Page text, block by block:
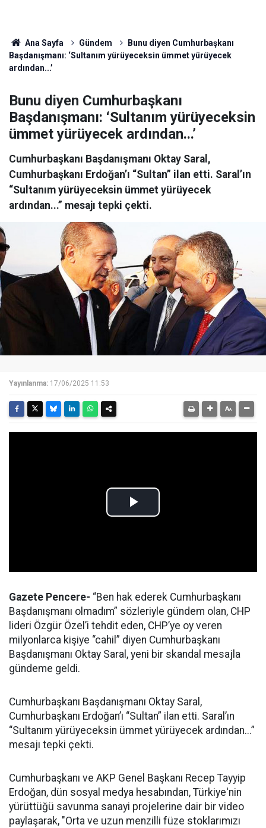
Ana Sayfa Gündem
Bunu diyen Cumhurbaşkanı
Başdanışmanı: ‘Sultanım yürüyeceksin ümmet yürüyecek
ardından...’
Bunu diyen Cumhurbaşkanı
Başdanışmanı: ‘Sultanım yürüyeceksin
ümmet yürüyecek ardından...’
Cumhurbaşkanı Başdanışmanı Oktay Saral,
Cumhurbaşkanı Erdoğan’ı “Sultan” ilan etti. Saral’ın
“Sultanım yürüyeceksin ümmet yürüyecek
ardından...” mesajı tepki çekti.
Yayınlanma: 17/06/2025 11:53
Gazete Pencere- “Ben hak ederek Cumhurbaşkanı
Başdanışmanı olmadım” sözleriyle gündem olan, CHP
lideri Özgür Özel’i tehdit eden, CHP’ye oy veren
milyonlarca kişiye “cahil” diyen Cumhurbaşkanı
Başdanışmanı Oktay Saral, yeni bir skandal mesajla
gündeme geldi.
Cumhurbaşkanı Başdanışmanı Oktay Saral,
Cumhurbaşkanı Erdoğan’ı “Sultan” ilan etti. Saral’ın
“Sultanım yürüyeceksin ümmet yürüyecek ardından...”
mesajı tepki çekti.
Cumhurbaşkanı ve AKP Genel Başkanı Recep Tayyip
Erdoğan, dün sosyal medya hesabından, Türkiye'nin
yürüttüğü savunma sanayi projelerine dair bir video
paylaşarak, "Orta ve uzun menzilli füze stoklarımızı